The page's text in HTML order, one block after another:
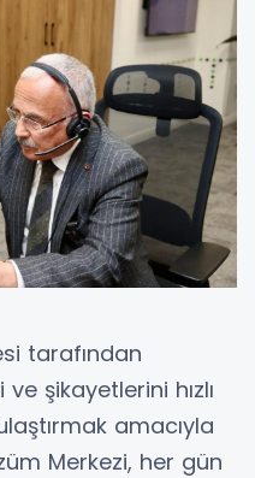
tarafından
şikayetlerini hızlı
amacıyla
Merkezi, her gün